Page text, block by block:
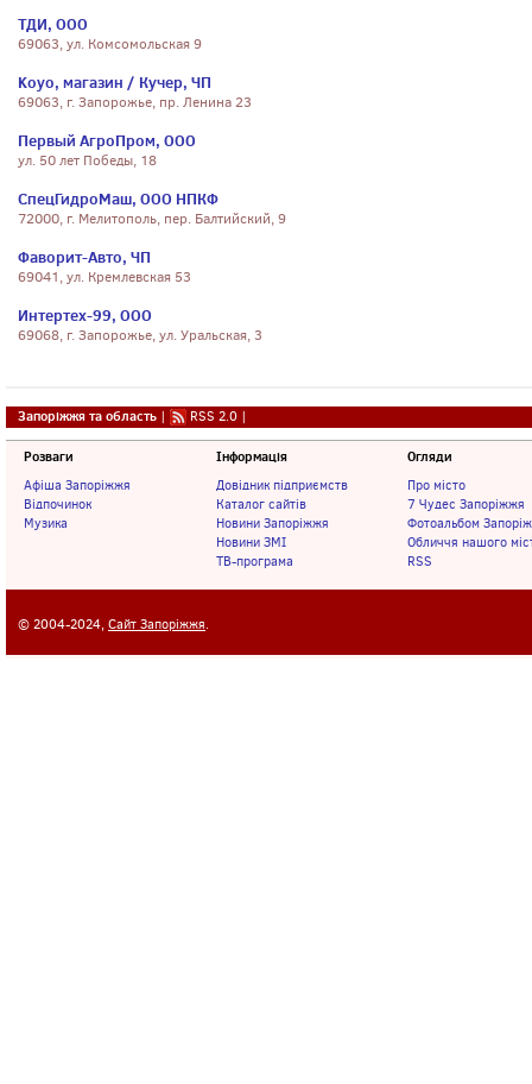
ТДИ, ООО
69063, ул. Комсомольская 9
Koyo, магазин / Кучер, ЧП
69063, г. Запорожье, пр. Ленина 23
Первый АгроПром, ООО
ул. 50 лет Победы, 18
СпецГидроМаш, ООО НПКФ
72000, г. Мелитополь, пер. Балтийский, 9
Фаворит-Авто, ЧП
69041, ул. Кремлевская 53
Интертех-99, ООО
69068, г. Запорожье, ул. Уральская, 3
Запоріжжя та область | RSS 2.0 |
Розваги
Афіша Запоріжжя
Відпочинок
Музика
Інформація
Довідник підприємств
Каталог сайтів
Новини Запоріжжя
Новини ЗМІ
ТВ-програма
Огляди
Про місто
7 Чудес Запоріжжя
Фотоальбом
Обличчя нашого
RSS
© 2004-2024, Сайт Запоріжжя.